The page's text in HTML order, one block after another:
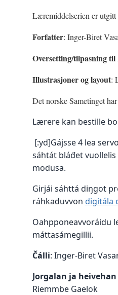
Læremiddelserien er
Forfatter: Inger-Biret
Oversetting/tilpasning til
Illustrasjoner og layout:
Det norske Sametinget
Lærere kan bestille
[:yd]Gájsse 4 lea
sáhtát bláđet
modusa.
Girjái sáhttá diŋgot
ráhkaduvvon digitála
Oahpponeavvoráidu
máttasámegillii.
Čálli: Inger-Biret
Jorgalan ja
Riemmbe Gaelok